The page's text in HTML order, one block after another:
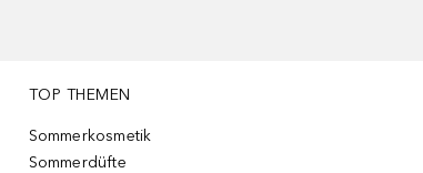
TOP THEMEN
Sommerkosmetik
Sommerdüfte